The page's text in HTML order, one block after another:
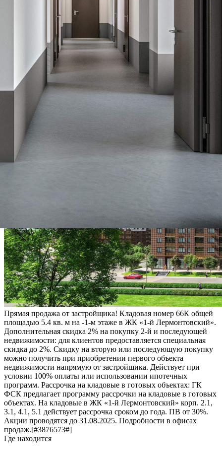
Прямая продажа от застройщика! Кладовая номер 66К общей
площадью 5.4 кв. м на -1-м этаже в ЖК «1-й Лермонтовский».
Дополнительная скидка 2% на покупку 2-й и последующей
недвижимости: для клиентов предоставляется специальная
скидка до 2%. Скидку на вторую или последующую покупку
можно получить при приобретении первого объекта
недвижимости напрямую от застройщика. Действует при
условии 100% оплаты или использовании ипотечных
программ. Рассрочка на кладовые в готовых объектах: ГК
ФСК предлагает программу рассрочки на кладовые в готовых
объектах. На кладовые в ЖК «1-й Лермонтовский» корп. 2.1,
3.1, 4.1, 5.1 действует рассрочка сроком до года. ПВ от 30%.
Акции проводятся до 31.08.2025. Подробности в офисах
продаж.[#3876573#]
Где находится